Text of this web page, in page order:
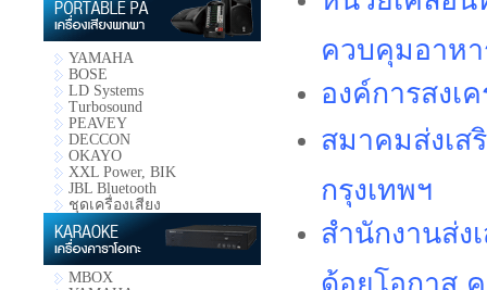
YAMAHA
BOSE
LD Systems
Turbosound
PEAVEY
DECCON
OKAYO
XXL Power, BIK
JBL Bluetooth
ชุดเครื่องเสียง
MBOX
ควบคุมอาห
องค์การสงเ
สมาคมส่งเส
กรุงเทพฯ
สำนักงานส่ง
ด้อยโอกาส ค